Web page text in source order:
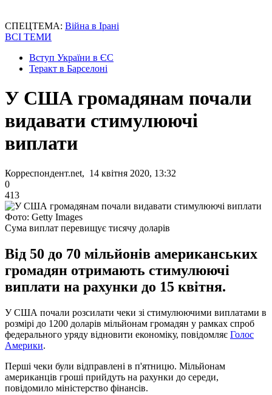
СПЕЦТЕМА: Війна в Ірані
ВСІ ТЕМИ
Вступ України в ЄС
Теракт в Барселоні
У США громадянам почали
видавати стимулюючі
виплати
Корреспондент.net, 14 квітня 2020, 13:32
0
413
Фото: Getty Images
Сума виплат перевищує тисячу доларів
Від 50 до 70 мільйонів американських
громадян отримають стимулюючі
виплати на рахунки до 15 квітня.
У США почали розсилати чеки зі стимулюючими виплатами в
розмірі до 1200 доларів мільйонам громадян у рамках спроб
федерального уряду відновити економіку, повідомляє Голос
Америки.
Перші чеки були відправлені в п'ятницю. Мільйонам
американців гроші прийдуть на рахунки до середи,
повідомило міністерство фінансів.